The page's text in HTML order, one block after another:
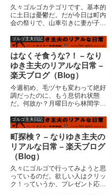
（Blog）
久々ゴルゴカテゴリです。基本的
に土日は憂鬱だ。だが今日は町内
会の祭りで、山車引きに妻が子供
う。休日は家族サービスに忙しい
妻・・・ま、いっか！その間、私
はブログ書いて遊べる訳だ。今日
の朝、開店前までにレンタルＤＶ
Ｄ...
ゴルゴ主夫日記
はなくそ食うな?！ – なり
ゆき主夫のリアルな日常 –
楽天ブログ（Blog）
今週初め、毛ヅヤも変わって絶好
調だったのに、もう息切れ状態
だ。何故か？月曜日から林間学校
ってきたからだ。昨日はショック
で日記休んでしまった。(ToT)長
女がいない間、中途半端に静かな
日常であった訳だが、殆ど腹立...
ゴルゴ主夫日記
町探検？ – なりゆき主夫の
リアルな日常 – 楽天ブログ
（Blog）
久々にゴルゴで行ってみようと思
っているのだ。欲しい人はクリッ
ク！っていうか、プレゼント応募